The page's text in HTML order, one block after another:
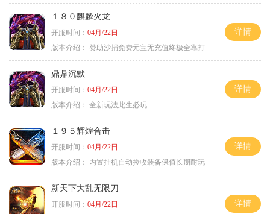
１８０麒麟火龙
开服时间： 04月/22日
版本介绍： 赞助沙捐免费元宝无充值终极全靠打
详情
鼎鼎沉默
开服时间： 04月/22日
版本介绍： 全新玩法此生必玩
详情
１９５辉煌合击
开服时间： 04月/22日
版本介绍：
内置挂机自动捡收装备保值长期耐玩
详情
新天下大乱无限刀
开服时间： 04月/22日
详情